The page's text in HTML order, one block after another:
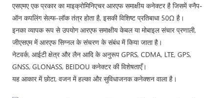
एसएमए एक प्रकार का माइक्रोमिनिएचर आरएफ समाक्षीय कनेक्टर है जिसमें स्नैप-
ऑन कपलिंग सेल्फ-लॉक तंत्र होता है, इसकी विशिष्ट प्रतिबाधा 50Ω है।
इनका व्यापक रूप से उपयोग आरएफ समाक्षीय केबल या मोबाइल संचार प्रणाली,
जीएसएम में आरएफ सिग्नल के संचरण के संबंध में किया जाता है।
नेटवर्क, आईटी क्षेत्र और लैन आदि के अनुरूप GPRS, CDMA, LTE, GPS,
GNSS, GLONASS, BEIDOU कनेक्टर की विशेषताएँ।
यह आकार में छोटा, वजन में हल्का और सुविधाजनक कनेक्शन वाला है।